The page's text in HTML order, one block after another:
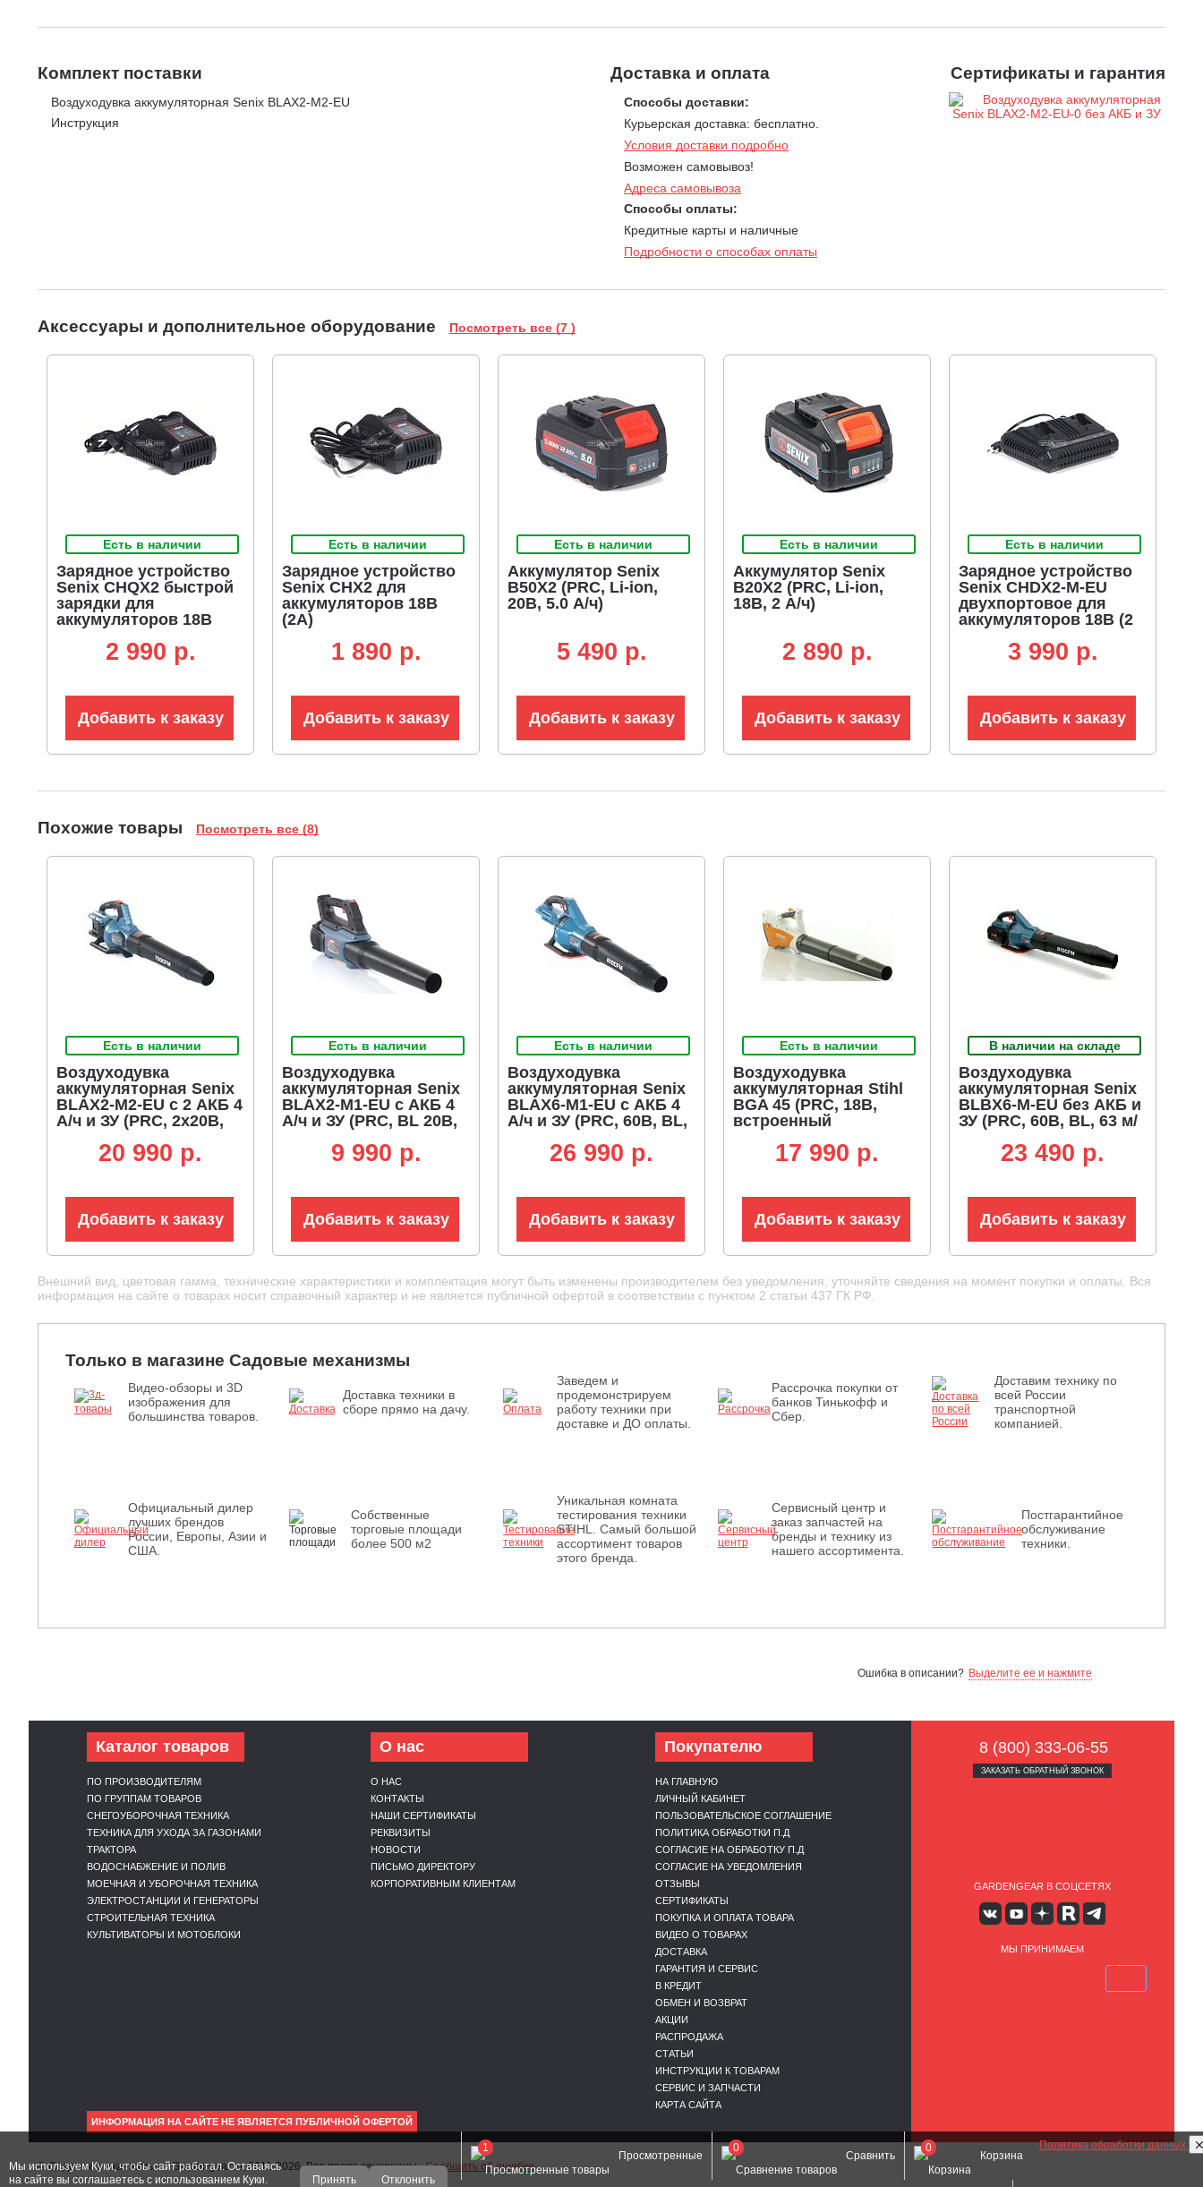
Комплект поставки
Воздуходувка аккумуляторная Senix BLAX2-M2-EU
Инструкция
Доставка и оплата
Способы доставки:
Курьерская доставка: бесплатно.
Условия доставки подробно
Возможен самовывоз!
Адреса самовывоза
Способы оплаты:
Кредитные карты и наличные
Подробности о способах оплаты
Сертификаты и гарантия
Аксессуары и дополнительное оборудование Посмотреть все (7 )
Есть в наличии
Зарядное устройство
Senix CHQX2 быстрой
зарядки для
аккумуляторов 18В
2 990 p.
Добавить к заказу
Есть в наличии
Зарядное устройство
Senix CHX2 для
аккумуляторов 18В
(2А)
1 890 p.
Добавить к заказу
Есть в наличии
Аккумулятор Senix
B50X2 (PRC, Li-ion,
20В, 5.0 А/ч)
5 490 p.
Добавить к заказу
Есть в наличии
Аккумулятор Senix
B20X2 (PRC, Li-ion,
18В, 2 А/ч)
2 890 p.
Добавить к заказу
Есть в наличии
Зарядное устройство
Senix CHDX2-M-EU
двухпортовое для
аккумуляторов 18В (2
3 990 p.
Добавить к заказу
Похожие товары Посмотреть все (8)
Есть в наличии
Воздуходувка
аккумуляторная Senix
BLAX2-M2-EU с 2 АКБ 4
А/ч и ЗУ (PRC, 2x20В,
2.7 кг)20 990 p.
Добавить к заказу
Есть в наличии
Воздуходувка
аккумуляторная Senix
BLAX2-M1-EU с АКБ 4
А/ч и ЗУ (PRC, BL 20В,
9 990 p.
Добавить к заказу
Есть в наличии
Воздуходувка
аккумуляторная Senix
BLAX6-M1-EU с АКБ 4
А/ч и ЗУ (PRC, 60В, BL,
26 990 p.
Добавить к заказу
Есть в наличии
Воздуходувка
аккумуляторная Stihl
BGA 45 (PRC, 18В,
встроенный
расход воздуха 420 м3/
ч, скорость 44 м/с., 2,0
17 990 p.
Добавить к заказу
В наличии на складе
Воздуходувка
аккумуляторная Senix
BLBX6-M-EU без АКБ и
ЗУ (PRC, 60В, BL, 63 м/
23 490 p.
Добавить к заказу
Внешний вид, цветовая гамма, технические характеристики и комплектация могут быть изменены производителем без уведомления, уточняйте сведения на момент покупки и оплаты. Вся
информация на сайте о товарах носит справочный характер и не является публичной офертой в соответствии с пунктом 2 статьи 437 ГК РФ.
Только в магазине Садовые механизмы
Видео-обзоры и 3D
изображения для
большинства товаров.
Доставка техники в
сборе прямо на дачу.
Заведем и
продемонстрируем
работу техники при
доставке и ДО оплаты.
Рассрочка покупки от
банков Тинькофф и
Сбер.
Доставим технику по
всей России
транспортной
компанией.
Официальный дилер
лучших брендов
России, Европы, Азии и
США.
Собственные
торговые площади
более 500 м2
Уникальная комната
тестирования техники
STIHL. Самый большой
ассортимент товаров
этого бренда.
Сервисный центр и
заказ запчастей на
бренды и технику из
нашего ассортимента.
Постгарантийное
обслуживание
техники.
Ошибка в описании? Выделите ее и нажмите
Каталог товаров
ПО ПРОИЗВОДИТЕЛЯМ
ПО ГРУППАМ ТОВАРОВ
СНЕГОУБОРОЧНАЯ ТЕХНИКА
ТЕХНИКА ДЛЯ УХОДА ЗА ГАЗОНАМИ
ТРАКТОРА
ВОДОСНАБЖЕНИЕ И ПОЛИВ
МОЕЧНАЯ И УБОРОЧНАЯ ТЕХНИКА
ЭЛЕКТРОСТАНЦИИ И ГЕНЕРАТОРЫ
СТРОИТЕЛЬНАЯ ТЕХНИКА
КУЛЬТИВАТОРЫ И МОТОБЛОКИ
О нас
О НАС
КОНТАКТЫ
НАШИ СЕРТИФИКАТЫ
РЕКВИЗИТЫ
НОВОСТИ
ПИСЬМО ДИРЕКТОРУ
КОРПОРАТИВНЫМ КЛИЕНТАМ
Покупателю
НА ГЛАВНУЮ
ЛИЧНЫЙ КАБИНЕТ
ПОЛЬЗОВАТЕЛЬСКОЕ СОГЛАШЕНИЕ
ПОЛИТИКА ОБРАБОТКИ П.Д
СОГЛАСИЕ НА ОБРАБОТКУ П.Д
СОГЛАСИЕ НА УВЕДОМЛЕНИЯ
ОТЗЫВЫ
СЕРТИФИКАТЫ
ПОКУПКА И ОПЛАТА ТОВАРА
ВИДЕО О ТОВАРАХ
ДОСТАВКА
ГАРАНТИЯ И СЕРВИС
В КРЕДИТ
ОБМЕН И ВОЗВРАТ
АКЦИИ
РАСПРОДАЖА
СТАТЬИ
ИНСТРУКЦИИ К ТОВАРАМ
СЕРВИС И ЗАПЧАСТИ
КАРТА САЙТА
ИНФОРМАЦИЯ НА САЙТЕ НЕ ЯВЛЯЕТСЯ ПУБЛИЧНОЙ ОФЕРТОЙ
8 (800) 333-06-55
ЗАКАЗАТЬ ОБРАТНЫЙ ЗВОНОК
GARDENGEAR В СОЦСЕТЯХ
МЫ ПРИНИМАЕМ
© Садовые механизмы — Gardengear.ru, 2011-2026. Все права защищены.Сообщить об ошибке
Политика обработки данных
Корзина
0
Сравнить
0
Просмотренные
1
Мы используем Куки, чтобы сайт работал. Оставаясь
на сайте вы соглашаетесь с использованием Куки.
Принять Отклонить